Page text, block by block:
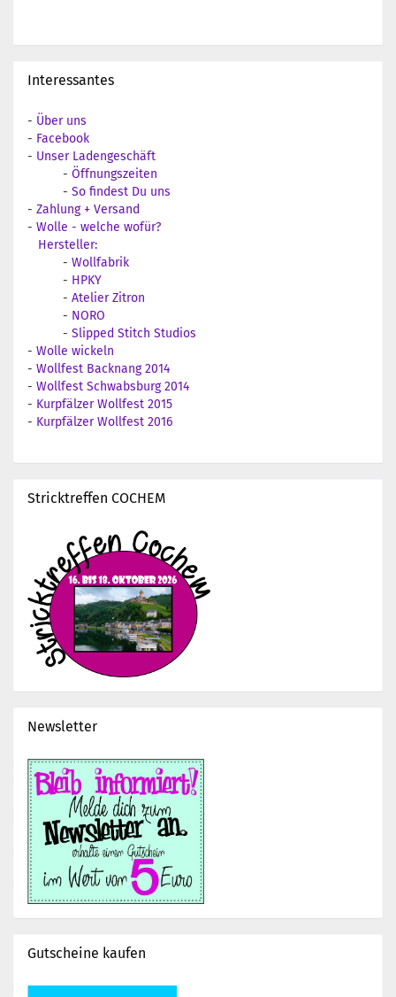
Interessantes
- Über uns
- Facebook
- Unser Ladengeschäft
- Öffnungszeiten
- So findest Du uns
- Zahlung + Versand
- Wolle - welche wofür?
Hersteller:
- Wollfabrik
- HPKY
- Atelier Zitron
- NORO
- Slipped Stitch Studios
- Wolle wickeln
- Wollfest Backnang 2014
- Wollfest Schwabsburg 2014
- Kurpfälzer Wollfest 2015
- Kurpfälzer Wollfest 2016
Stricktreffen COCHEM
Newsletter
Gutscheine kaufen